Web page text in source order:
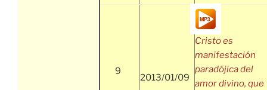
9
2013/01/09
Cristo es
manifestación
paradójica del
amor divino, que